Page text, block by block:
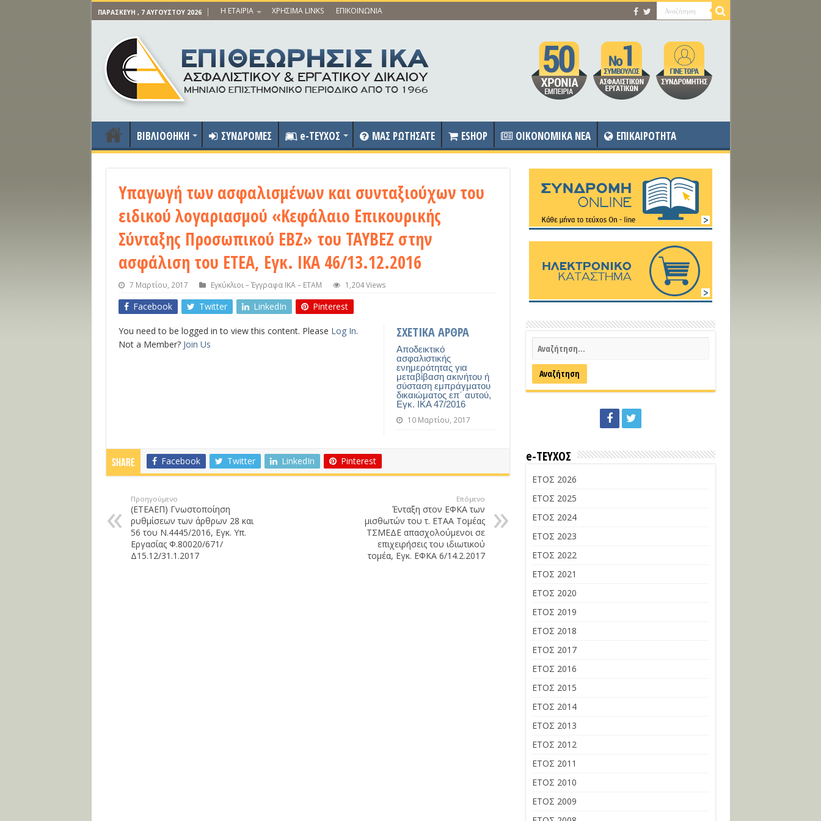
ΠΑΡΑΣΚΕΥΉ , 7 ΑΥΓΟΎΣΤΟΥ 2026 Η ΕΤΑΙΡΙΑ ΧΡΗΣΙΜΑ LINKS ΕΠΙΚΟΙΝΩΝΙΑ
ΒΙΒΛΙΟΘΗΚΗ ΣΥΝΔΡΟΜΕΣ e-ΤΕΥΧΟΣ ΜΑΣ ΡΩΤΗΣΑΤΕ ESHOP OIKONOMIKA NEA ΕΠΙΚΑΙΡΟΤΗΤΑ
Υπαγωγή των ασφαλισμένων και συνταξιούχων του
ειδικού λογαριασμού «Κεφάλαιο Επικουρικής
Σύνταξης Προσωπικού ΕΒΖ» του ΤΑΥΒΕΖ στην
ασφάλιση του ΕΤΕΑ, Εγκ. ΙΚΑ 46/13.12.2016
7 Μαρτίου, 2017 Εγκύκλιοι – Έγγραφα ΙΚΑ – ΕΤΑΜ 1,204 Views
Facebook Twitter LinkedIn Pinterest
ΣΧΕΤΙΚΑ ΑΡΘΡΑ
Αποδεικτικό
ασφαλιστικής
ενημερότητας για
μεταβίβαση ακινήτου ή
σύσταση εμπράγματου
δικαιώματος επ΄ αυτού,
Εγκ. ΙΚΑ 47/2016
10 Μαρτίου, 2017
You need to be logged in to view this content. Please Log In.
Not a Member? Join Us
Share Facebook Twitter LinkedIn Pinterest
Προηγούμενο
(ΕΤΕΑΕΠ) Γνωστοποίηση
ρυθμίσεων των άρθρων 28 και
56 του Ν.4445/2016, Εγκ. Υπ.
Εργασίας Φ.80020/671/
Δ15.12/31.1.2017
Επόμενο
Ένταξη στον ΕΦΚΑ των
μισθωτών του τ. ΕΤΑΑ Τομέας
ΤΣΜΕΔΕ απασχολούμενοι σε
επιχειρήσεις του ιδιωτικού
τομέα, Εγκ. ΕΦΚΑ 6/14.2.2017
e-ΤΕΥΧΟΣ
ΕΤΟΣ 2026
ΕΤΟΣ 2025
ΕΤΟΣ 2024
ΕΤΟΣ 2023
ΕΤΟΣ 2022
ΕΤΟΣ 2021
ΕΤΟΣ 2020
ΕΤΟΣ 2019
ΕΤΟΣ 2018
ΕΤΟΣ 2017
ΕΤΟΣ 2016
ΕΤΟΣ 2015
ΕΤΟΣ 2014
ΕΤΟΣ 2013
ΕΤΟΣ 2012
ΕΤΟΣ 2011
ΕΤΟΣ 2010
ΕΤΟΣ 2009